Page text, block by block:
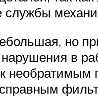
службы
но
в
необратимым